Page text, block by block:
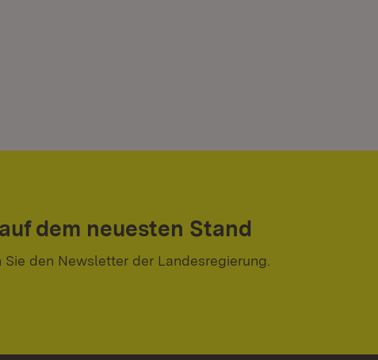
dem neuesten Stand
Sie den Newsletter der Landesregierung.